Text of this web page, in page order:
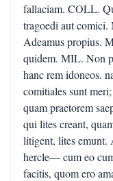
fallaciam. COLL.
tragoedi aut
Adeamus propius.
quidem. MIL. Non
hanc rem idoneos.
comitiales sunt
quam praetorem
qui lites creant,
litigent, lites
hercle— cum eo
facitis, quom ero